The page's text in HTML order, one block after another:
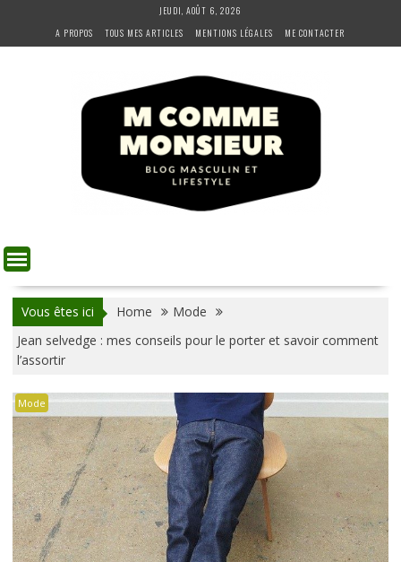
content
JEUDI, AOÛT 6, 2026
A PROPOS
TOUS MES ARTICLES MENTIONS LÉGALES ME CONTACTER
Vous êtes ici Home
Mode
Jean selvedge : mes conseils pour le porter et savoir comment
l’assortir
Mode